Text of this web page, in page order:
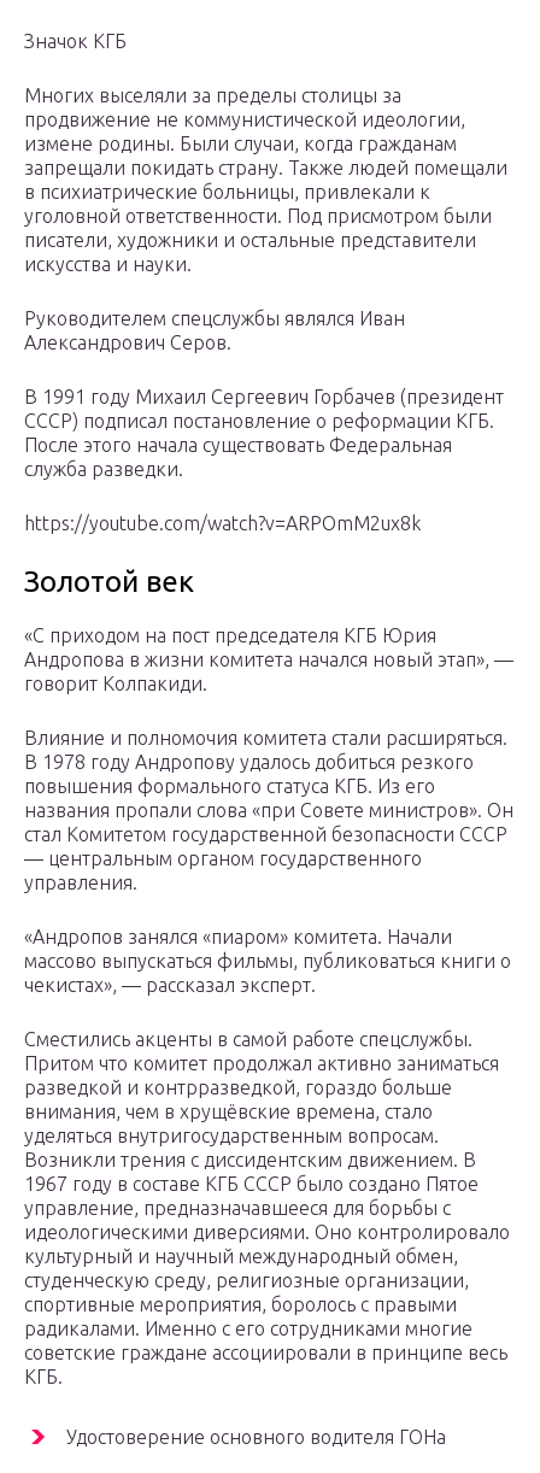
Значок КГБ
Многих выселяли за пределы столицы за
продвижение не коммунистической идеологии,
измене родины. Были случаи, когда гражданам
запрещали покидать страну. Также людей помещали
в психиатрические больницы, привлекали к
уголовной ответственности. Под присмотром были
писатели, художники и остальные представители
искусства и науки.
Руководителем спецслужбы являлся Иван
Александрович Серов.
В 1991 году Михаил Сергеевич Горбачев (президент
СССР) подписал постановление о реформации КГБ.
После этого начала существовать Федеральная
служба разведки.
https://youtube.com/watch?v=ARPOmM2ux8k
Золотой век
«С приходом на пост председателя КГБ Юрия
Андропова в жизни комитета начался новый этап», —
говорит Колпакиди.
Влияние и полномочия комитета стали расширяться.
В 1978 году Андропову удалось добиться резкого
повышения формального статуса КГБ. Из его
названия пропали слова «при Совете министров». Он
стал Комитетом государственной безопасности СССР
— центральным органом государственного
управления.
«Андропов занялся «пиаром» комитета. Начали
массово выпускаться фильмы, публиковаться книги о
чекистах», — рассказал эксперт.
Сместились акценты в самой работе спецслужбы.
Притом что комитет продолжал активно заниматься
разведкой и контрразведкой, гораздо больше
внимания, чем в хрущёвские времена, стало
уделяться внутригосударственным вопросам.
Возникли трения с диссидентским движением. В
1967 году в составе КГБ СССР было создано Пятое
управление, предназначавшееся для борьбы с
идеологическими диверсиями. Оно контролировало
культурный и научный международный обмен,
студенческую среду, религиозные организации,
спортивные мероприятия, боролось с правыми
радикалами. Именно с его сотрудниками многие
советские граждане ассоциировали в принципе весь
КГБ.
Удостоверение основного водителя ГОНа